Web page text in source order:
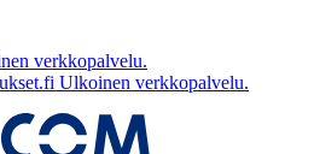
verkkopalvelu.
Ulkoinen verkkopalvelu.